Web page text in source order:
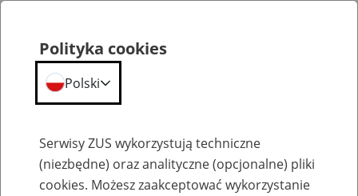
Emerytury
Polityka cookies
Polski
Serwisy ZUS wykorzystują techniczne
(niezbędne) oraz analityczne (opcjonalne) pliki
cookies. Możesz zaakceptować wykorzystanie